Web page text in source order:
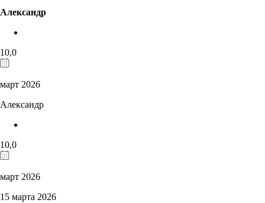
Александр
10,0
март 2026
Александр
10,0
март 2026
15 марта 2026